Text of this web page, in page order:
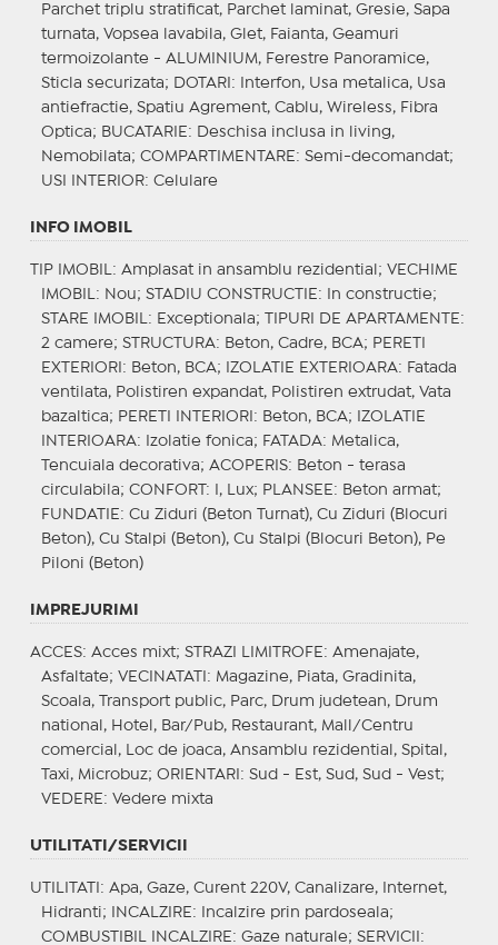
Parchet triplu stratificat, Parchet laminat, Gresie, Sapa
turnata, Vopsea lavabila, Glet, Faianta, Geamuri
termoizolante - ALUMINIUM, Ferestre Panoramice,
Sticla securizata;
DOTARI : Interfon, Usa metalica, Usa
antiefractie, Spatiu Agrement, Cablu, Wireless, Fibra
Optica; BUCATARIE : Deschisa inclusa in living,
Nemobilata; COMPARTIMENTARE : Semi-decomandat;
USI INTERIOR: Celulare
INFO IMOBIL
TIP IMOBIL : Amplasat in ansamblu rezidential; VECHIME
IMOBIL : Nou; STADIU CONSTRUCTIE : In constructie;
STARE IMOBIL : Exceptionala; TIPURI DE APARTAMENTE :
2 camere; STRUCTURA: Beton, Cadre, BCA; PERETI
EXTERIORI : Beton, BCA; IZOLATIE EXTERIOARA: Fatada
ventilata, Polistiren expandat, Polistiren extrudat, Vata
bazaltica; PERETI INTERIORI : Beton, BCA;
IZOLATIE
INTERIOARA: Izolatie fonica; FATADA: Metalica,
Tencuiala decorativa; ACOPERIS: Beton - terasa
circulabila; CONFORT : I, Lux; PLANSEE : Beton armat;
FUNDATIE : Cu Ziduri (Beton Turnat), Cu Ziduri (Blocuri
Beton), Cu Stalpi (Beton), Cu Stalpi (Blocuri Beton), Pe
Piloni (Beton)
IMPREJURIMI
ACCES: Acces mixt; STRAZI LIMITROFE : Amenajate,
Asfaltate; VECINATATI : Magazine, Piata, Gradinita,
Scoala, Transport public, Parc, Drum judetean, Drum
national, Hotel, Bar/Pub, Restaurant, Mall/Centru
comercial, Loc de joaca, Ansamblu rezidential, Spital,
Taxi, Microbuz; ORIENTARI : Sud - Est, Sud, Sud - Vest;
VEDERE : Vedere mixta
UTILITATI/SERVICII
UTILITATI : Apa, Gaze, Curent 220V, Canalizare, Internet,
Hidranti;
INCALZIRE : Incalzire prin pardoseala;
COMBUSTIBIL INCALZIRE : Gaze naturale; SERVICII :